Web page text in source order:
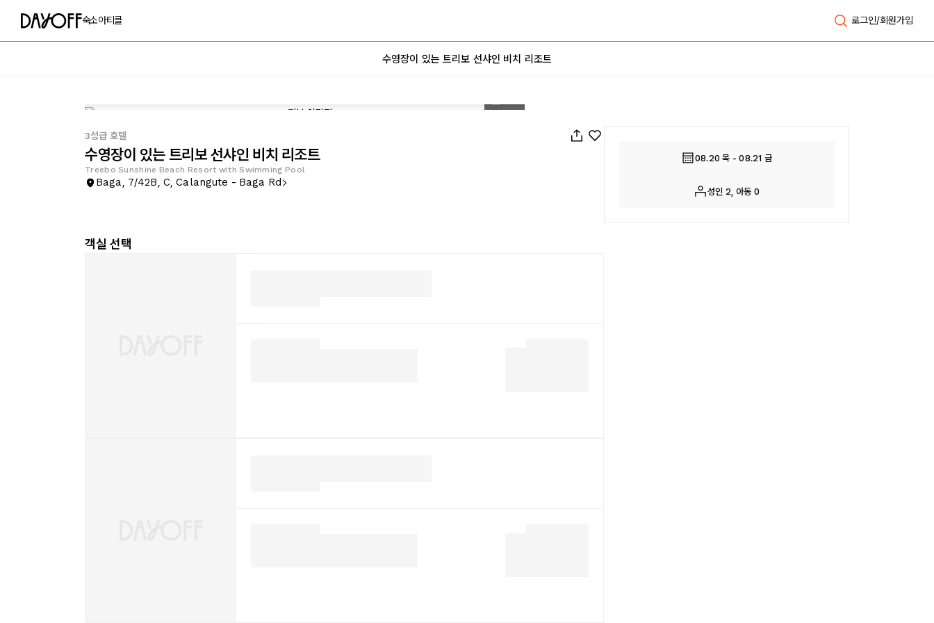
숙소아티클 로그인/회원가입
수영장이 있는 트리보 선샤인 비치 리조트
3성급 호텔
수영장이 있는 트리보 선샤인 비치 리조트
Treebo Sunshine Beach Resort with Swimming Pool
Baga, 7/42B, C, Calangute - Baga Rd
객실 선택
08.20 목 - 08.21 금
성인 2, 아동 0